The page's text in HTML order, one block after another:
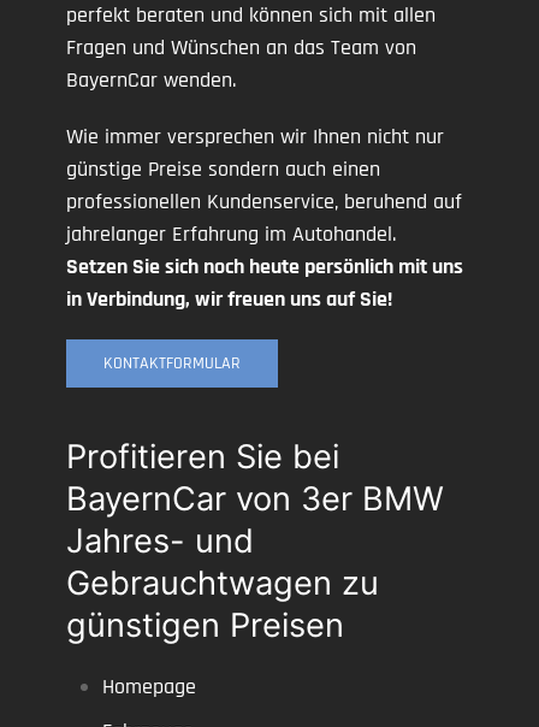
perfekt beraten und können sich mit allen
Fragen und Wünschen an das Team von
BayernCar wenden.
Wie immer versprechen wir Ihnen nicht nur
günstige Preise sondern auch einen
professionellen Kundenservice, beruhend auf
jahrelanger Erfahrung im Autohandel.
Setzen Sie sich noch heute persönlich mit uns
in Verbindung, wir freuen uns auf Sie!
KONTAKTFORMULAR
Profitieren Sie bei
BayernCar von 3er BMW
Jahres- und
Gebrauchtwagen zu
günstigen Preisen
Homepage